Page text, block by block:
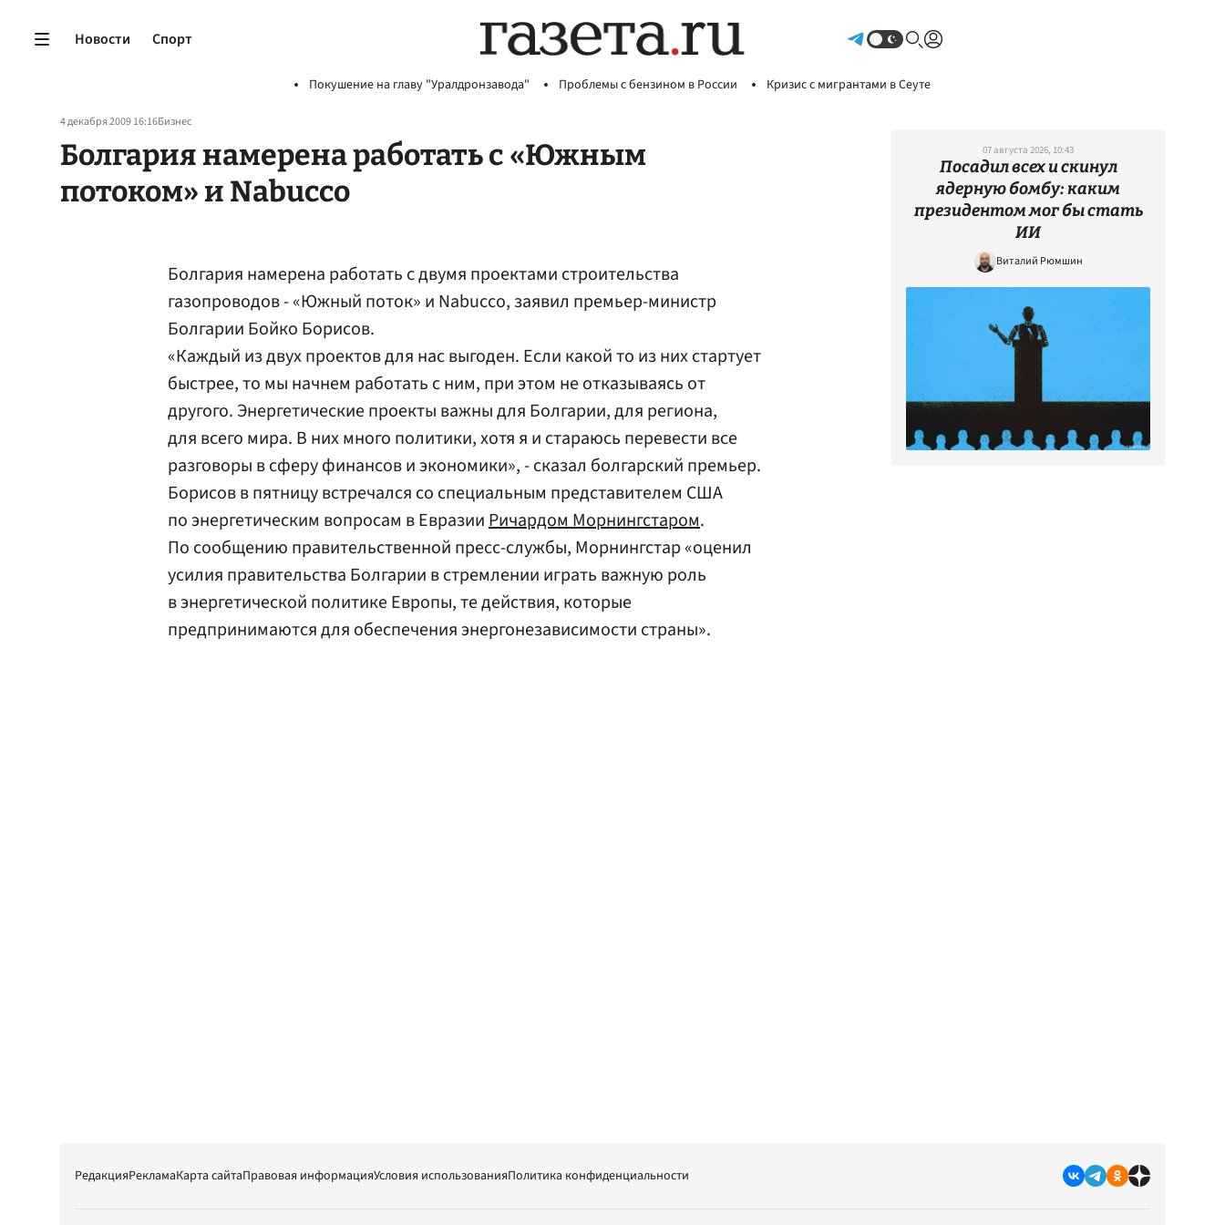
Новости Спорт
Покушение на главу "Уралдронзавода" Проблемы с бензином в России Кризис с мигрантами в Сеуте
4 декабря 2009 16:16Бизнес
Болгария намерена работать с «Южным
потоком» и Nabucco
Болгария намерена работать с двумя проектами строительства
газопроводов - «Южный поток» и Nabucco, заявил премьер-министр
Болгарии Бойко Борисов.
«Каждый из двух проектов для нас выгоден. Если какой то из них стартует
быстрее, то мы начнем работать с ним, при этом не отказываясь от
другого. Энергетические проекты важны для Болгарии, для региона,
для всего мира. В них много политики, хотя я и стараюсь перевести все
разговоры в сферу финансов и экономики», - сказал болгарский премьер.
Борисов в пятницу встречался со специальным представителем США
по энергетическим вопросам в ЕвразииРичардом Морнингстаром.
По сообщению правительственной пресс-службы, Морнингстар «оценил
усилия правительства Болгарии в стремлении играть важную роль
в энергетической политике Европы, те действия, которые
предпринимаются для обеспечения энергонезависимости страны».
07 августа 2026, 10:43
Посадил всех и скинул
ядерную бомбу: каким
президентом мог бы стать
ИИ
Виталий Рюмшин
РедакцияРекламаКарта сайтаПравовая информацияУсловия использованияПолитика конфиденциальности